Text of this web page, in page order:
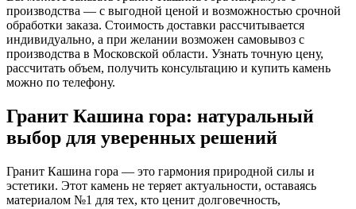
производства — с выгодной ценой и возможностью срочной
обработки заказа. Стоимость доставки рассчитывается
индивидуально, а при желании возможен самовывоз с
производства в Московской области. Узнать точную цену,
рассчитать объем, получить консультацию и купить камень
можно по телефону.
Гранит Кашина гора: натуральный
выбор для уверенных решений
Гранит Кашина гора — это гармония природной силы и
эстетики. Этот камень не теряет актуальности, оставаясь
материалом №1 для тех, кто ценит долговечность,